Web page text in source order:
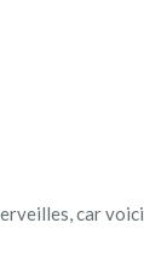
car voici